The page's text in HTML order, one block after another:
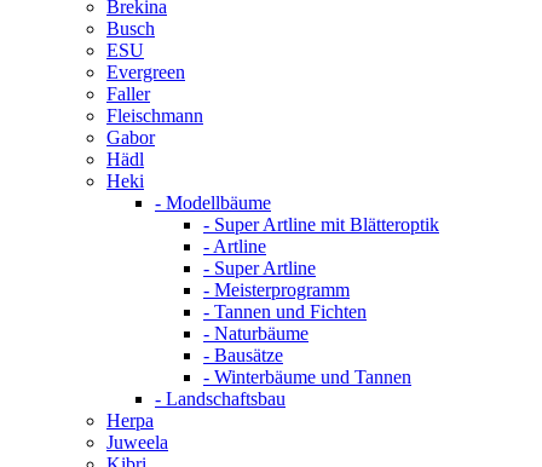
Brekina
Busch
ESU
Evergreen
Faller
Fleischmann
Gabor
Hädl
Heki
- Modellbäume
- Super Artline mit Blätteroptik
- Artline
- Super Artline
- Meisterprogramm
- Tannen und Fichten
- Naturbäume
- Bausätze
- Winterbäume und Tannen
- Landschaftsbau
Herpa
Juweela